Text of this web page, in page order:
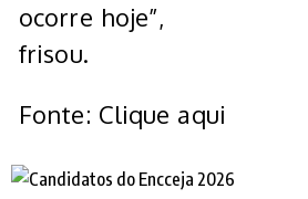
ocorre hoje”,
frisou.
Fonte: Clique aqui